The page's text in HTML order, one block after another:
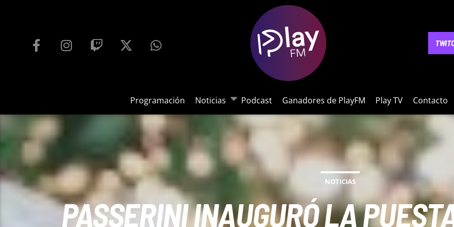
Programación Noticias Podcast Ganadores de PlayFM Play TV Contacto
NOTICIAS
NOTICIAS
PASSERINI INAUGURÓ LA